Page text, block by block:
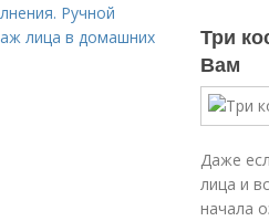
Три
Вам
Даже
лица и
начала
Ручной
лица в домашних